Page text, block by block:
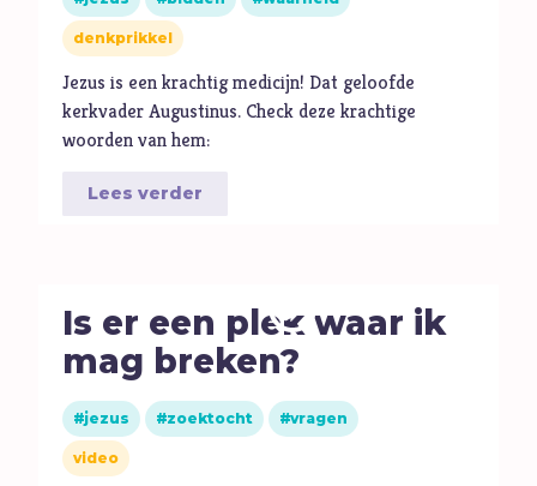
denkprikkel
Jezus is een krachtig medicijn! Dat geloofde
kerkvader Augustinus. Check deze krachtige
woorden van hem:
Lees verder
Is er een plek waar ik
mag breken?
jezus zoektocht vragen
video